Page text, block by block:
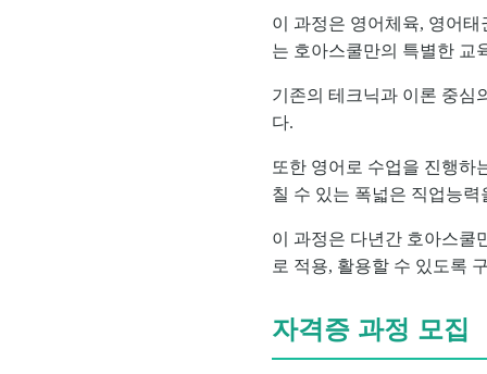
이 과정은 영어체육, 영어
는 호아스쿨만의 특별한 교
기존의 테크닉과 이론 중심
다.
또한 영어로 수업을 진행하
칠 수 있는 폭넓은 직업능력
이 과정은 다년간 호아스쿨
로 적용, 활용할 수 있도록
자격증 과정 모집